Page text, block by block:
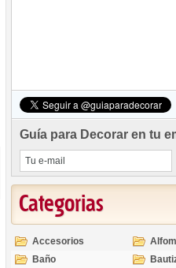
Guía para Decorar en tu
Categorias
Accesorios
Baño